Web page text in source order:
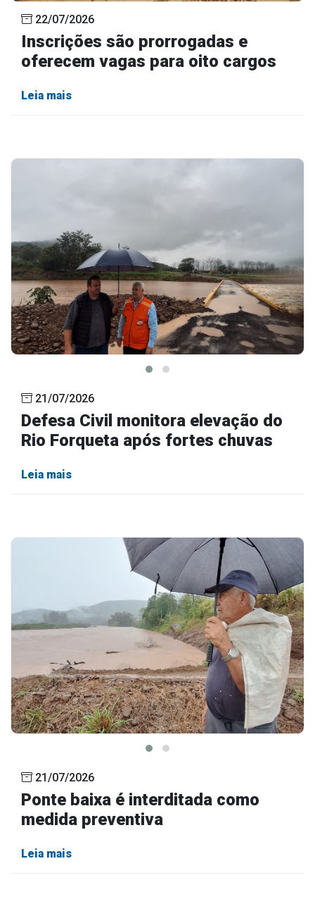
22/07/2026
Inscrições são prorrogadas e
oferecem vagas para oito cargos
Leia mais
21/07/2026
Defesa Civil monitora elevação do
Rio Forqueta após fortes chuvas
Leia mais
21/07/2026
Ponte baixa é interditada como
medida preventiva
Leia mais